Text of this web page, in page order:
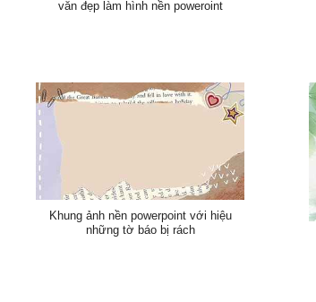
văn đẹp làm hình nền poweroint
Khung ảnh nền powerpoint với hiệu
những tờ báo bị rách